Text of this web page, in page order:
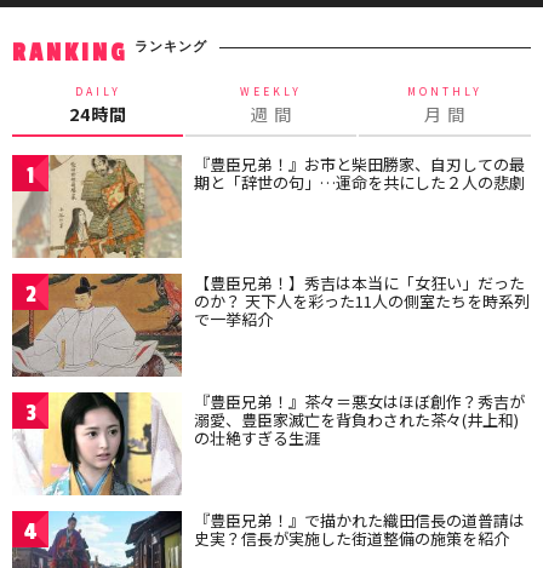
RANKING ランキング
DAILY
24時間
WEEKLY
週 間
MONTHLY
月 間
1 『豊臣兄弟！』お市と柴田勝家、自刃しての最
期と「辞世の句」…運命を共にした２人の悲劇
2 【豊臣兄弟！】秀吉は本当に「女狂い」だった
のか？ 天下人を彩った11人の側室たちを時系列
で一挙紹介
3 『豊臣兄弟！』茶々＝悪女はほぼ創作？秀吉が
溺愛、豊臣家滅亡を背負わされた茶々(井上和)
の壮絶すぎる生涯
4 『豊臣兄弟！』で描かれた織田信長の道普請は
史実？信長が実施した街道整備の施策を紹介